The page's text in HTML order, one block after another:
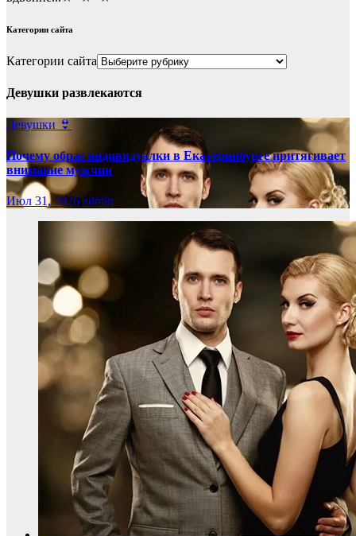
Категории сайта
Категории сайта
Девушки развлекаются
Девушки 👙
Почему образ индивидуалки в Екатеринбурге притягивает
внимание мужчин
Июл 31, 2026 admin